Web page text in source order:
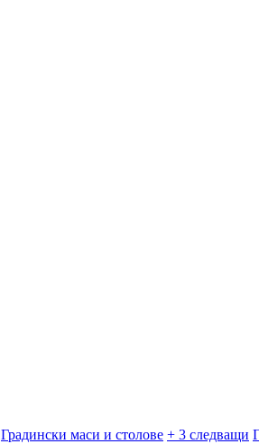
Градински маси и столове + 3 следващи